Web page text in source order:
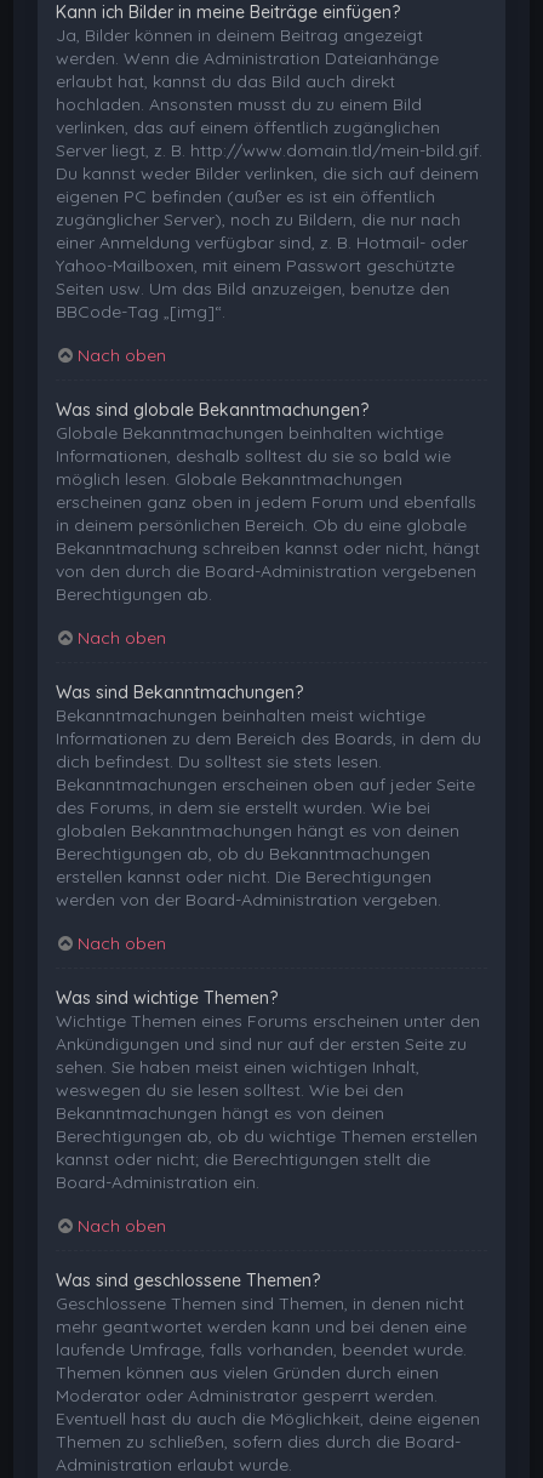
Kann ich Bilder in meine Beiträge einfügen?
Ja, Bilder können in deinem Beitrag angezeigt
werden. Wenn die Administration Dateianhänge
erlaubt hat, kannst du das Bild auch direkt
hochladen. Ansonsten musst du zu einem Bild
verlinken, das auf einem öffentlich zugänglichen
Server liegt, z. B. http://www.domain.tld/mein-bild.gif.
Du kannst weder Bilder verlinken, die sich auf deinem
eigenen PC befinden (außer es ist ein öffentlich
zugänglicher Server), noch zu Bildern, die nur nach
einer Anmeldung verfügbar sind, z. B. Hotmail- oder
Yahoo-Mailboxen, mit einem Passwort geschützte
Seiten usw. Um das Bild anzuzeigen, benutze den
BBCode-Tag „[img]“.
Nach oben
Was sind globale Bekanntmachungen?
Globale Bekanntmachungen beinhalten wichtige
Informationen, deshalb solltest du sie so bald wie
möglich lesen. Globale Bekanntmachungen
erscheinen ganz oben in jedem Forum und ebenfalls
in deinem persönlichen Bereich. Ob du eine globale
Bekanntmachung schreiben kannst oder nicht, hängt
von den durch die Board-Administration vergebenen
Berechtigungen ab.
Nach oben
Was sind Bekanntmachungen?
Bekanntmachungen beinhalten meist wichtige
Informationen zu dem Bereich des Boards, in dem du
dich befindest. Du solltest sie stets lesen.
Bekanntmachungen erscheinen oben auf jeder Seite
des Forums, in dem sie erstellt wurden. Wie bei
globalen Bekanntmachungen hängt es von deinen
Berechtigungen ab, ob du Bekanntmachungen
erstellen kannst oder nicht. Die Berechtigungen
werden von der Board-Administration vergeben.
Nach oben
Was sind wichtige Themen?
Wichtige Themen eines Forums erscheinen unter den
Ankündigungen und sind nur auf der ersten Seite zu
sehen. Sie haben meist einen wichtigen Inhalt,
weswegen du sie lesen solltest. Wie bei den
Bekanntmachungen hängt es von deinen
Berechtigungen ab, ob du wichtige Themen erstellen
kannst oder nicht; die Berechtigungen stellt die
Board-Administration ein.
Nach oben
Was sind geschlossene Themen?
Geschlossene Themen sind Themen, in denen nicht
mehr geantwortet werden kann und bei denen eine
laufende Umfrage, falls vorhanden, beendet wurde.
Themen können aus vielen Gründen durch einen
Moderator oder Administrator gesperrt werden.
Eventuell hast du auch die Möglichkeit, deine eigenen
Themen zu schließen, sofern dies durch die Board-
Administration erlaubt wurde.